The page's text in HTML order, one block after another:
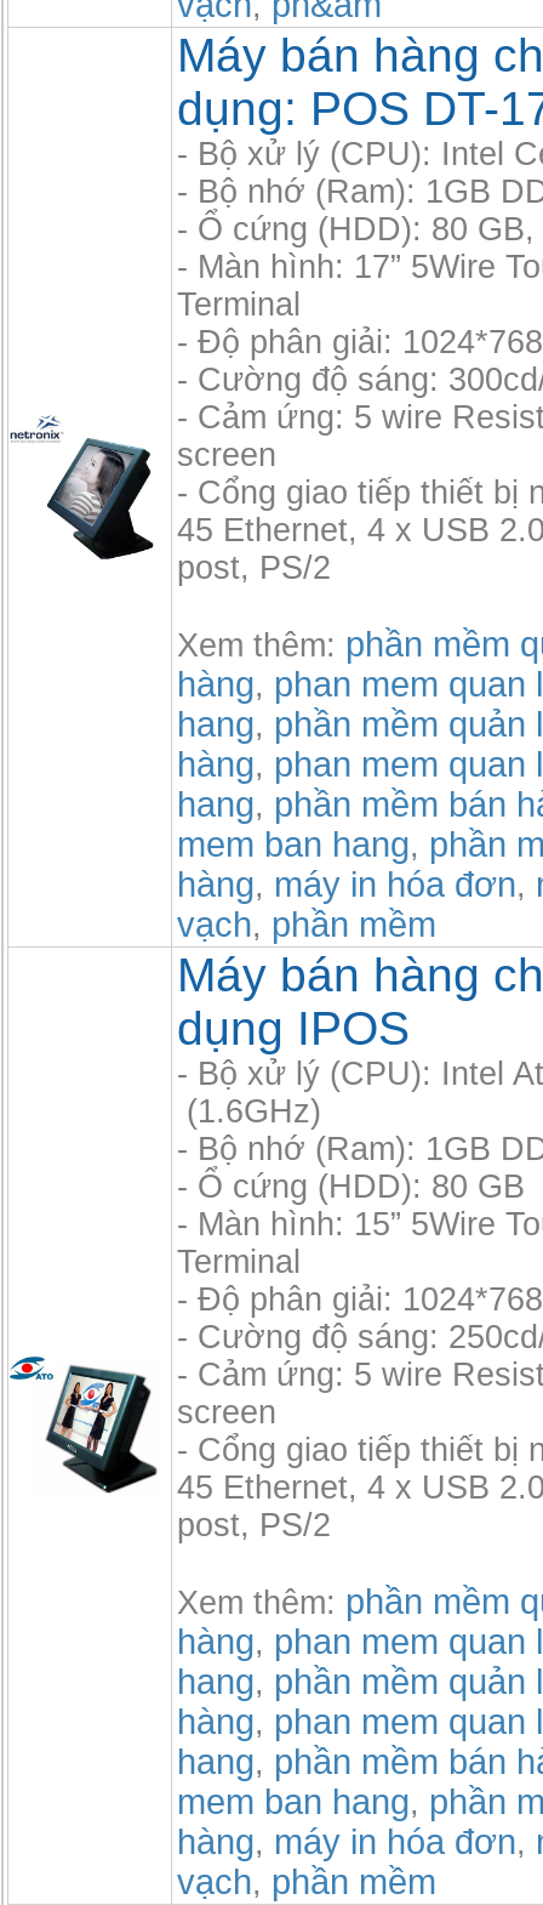
Máy bán hàng
dụng: POS DT-
- Bộ xử lý (CPU): Intel
- Bộ nhớ (Ram): 1GB
- Ổ cứng (HDD): 80 GB,
- Màn hình: 17” 5Wire
Terminal
- Độ phân giải:
- Cường độ sáng:
- Cảm ứng: 5 wire
screen
- Cổng giao tiếp thiết bị
45 Ethernet, 4 x USB
post, PS/2
Xem thêm: phần mềm
hàng, phan mem quan
hang, phần mềm quản
hàng, phan mem quan
hang, phần mềm bán
mem ban hang, phần
hàng, máy in hóa đơn,
vạch, phần mềm
Máy bán hàng
dụng IPOS
- Bộ xử lý (CPU): Intel
(1.6GHz)
- Bộ nhớ (Ram): 1GB
- Ổ cứng (HDD): 80 GB
- Màn hình: 15” 5Wire
Terminal
- Độ phân giải:
- Cường độ sáng:
- Cảm ứng: 5 wire
screen
- Cổng giao tiếp thiết bị
45 Ethernet, 4 x USB
post, PS/2
Xem thêm: phần mềm
hàng, phan mem quan
hang, phần mềm quản
hàng, phan mem quan
hang, phần mềm bán
mem ban hang, phần
hàng, máy in hóa đơn,
vạch, phần mềm